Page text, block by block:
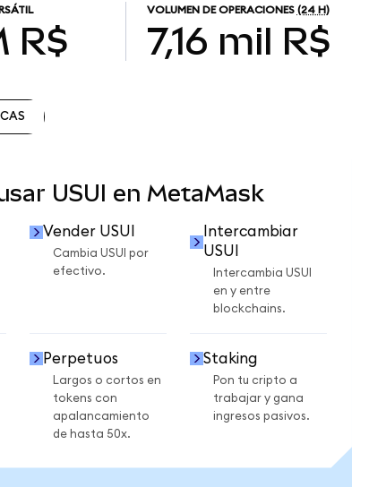
R$
VOLUMEN DE OPERACIONES (24 H)
7,16 mil R$
USUI en MetaMask
Vender USUI
Cambia USUI por
efectivo.
Intercambiar
USUI
Intercambia USUI
en y entre
blockchains.
Perpetuos
Largos o cortos en
tokens con
apalancamiento
de hasta 50x.
Staking
Pon tu cripto a
trabajar y gana
ingresos pasivos.